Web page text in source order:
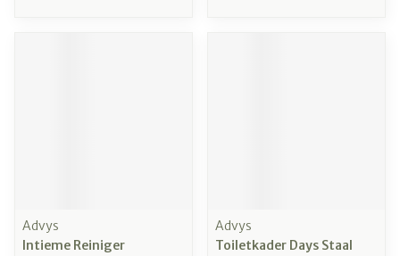
Advys
Intieme Reiniger
Advys
Toiletkader Days Staal